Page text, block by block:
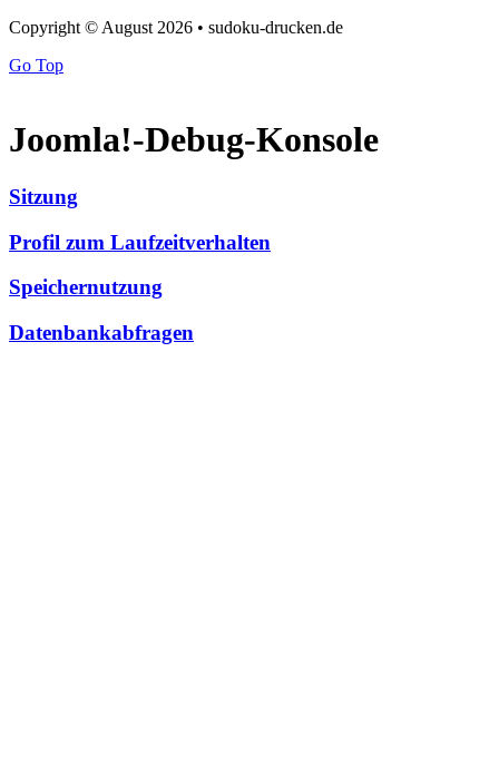
Copyright © August 2026 • sudoku-drucken.de
Go Top
Joomla!-Debug-Konsole
Sitzung
Profil zum Laufzeitverhalten
Speichernutzung
Datenbankabfragen